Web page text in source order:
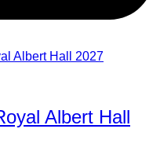
Albert Hall